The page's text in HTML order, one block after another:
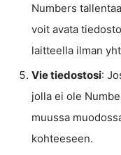
Numbers
voit avata
laitteella ilman
Vie tiedostosi:
jolla ei ole
muussa
kohteeseen.